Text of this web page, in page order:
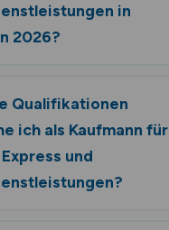
in
2026?
Qualifikationen
ich als Kaufmann für
und